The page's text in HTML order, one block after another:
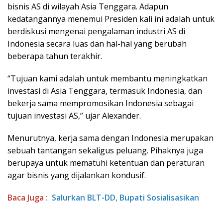
bisnis AS di wilayah Asia Tenggara. Adapun
kedatangannya menemui Presiden kali ini adalah untuk
berdiskusi mengenai pengalaman industri AS di
Indonesia secara luas dan hal-hal yang berubah
beberapa tahun terakhir.
“Tujuan kami adalah untuk membantu meningkatkan
investasi di Asia Tenggara, termasuk Indonesia, dan
bekerja sama mempromosikan Indonesia sebagai
tujuan investasi AS,” ujar Alexander.
Menurutnya, kerja sama dengan Indonesia merupakan
sebuah tantangan sekaligus peluang. Pihaknya juga
berupaya untuk mematuhi ketentuan dan peraturan
agar bisnis yang dijalankan kondusif.
Baca Juga : Salurkan BLT-DD, Bupati Sosialisasikan